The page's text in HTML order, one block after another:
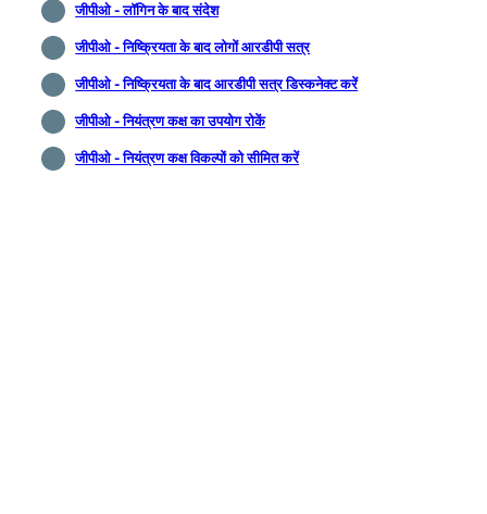
जीपीओ - लॉगिन के बाद संदेश
जीपीओ - निष्क्रियता के बाद लोगाें आरडीपी सत्र
जीपीओ - निष्क्रियता के बाद आरडीपी सत्र डिस्कनेक्ट करें
जीपीओ - नियंत्रण कक्ष का उपयोग रोकें
जीपीओ - नियंत्रण कक्ष विकल्पों को सीमित करें